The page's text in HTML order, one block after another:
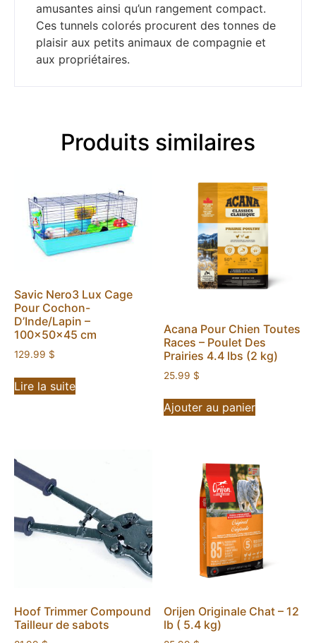
amusantes ainsi qu’un rangement compact.
Ces tunnels colorés procurent des tonnes de
plaisir aux petits animaux de compagnie et
aux propriétaires.
Produits similaires
Savic Nero3 Lux Cage
Pour Cochon-
D’Inde/Lapin –
100x50x45 cm
129.99 $
Lire la suite
Acana Pour Chien Toutes
Races – Poulet Des
Prairies 4.4 lbs (2 kg)
25.99 $
Ajouter au panier
Hoof Trimmer Compound
Tailleur de sabots
Orijen Originale Chat – 12
lb ( 5.4 kg)